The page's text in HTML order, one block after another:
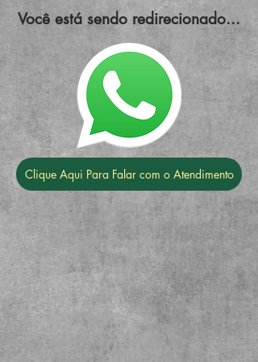
Você está sendo redirecionado...
Clique Aqui Para Falar com o Atendimento